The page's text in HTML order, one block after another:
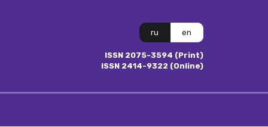
ru en
ISSN 2075-3594 (Print)
ISSN 2414-9322 (Online)